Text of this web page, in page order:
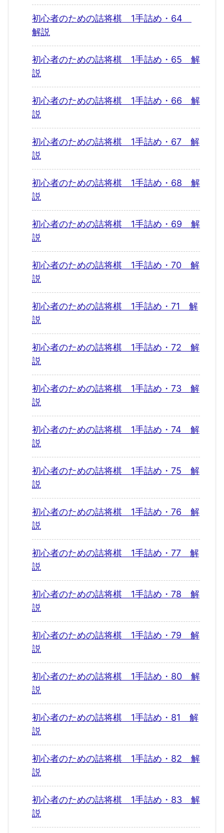
初心者のための詰将棋 1手詰め・64
解説
初心者のための詰将棋 1手詰め・65 解
説
初心者のための詰将棋 1手詰め・66 解
説
初心者のための詰将棋 1手詰め・67 解
説
初心者のための詰将棋 1手詰め・68 解
説
初心者のための詰将棋 1手詰め・69 解
説
初心者のための詰将棋 1手詰め・70 解
説
初心者のための詰将棋 1手詰め・71 解
説
初心者のための詰将棋 1手詰め・72 解
説
初心者のための詰将棋 1手詰め・73 解
説
初心者のための詰将棋 1手詰め・74 解
説
初心者のための詰将棋 1手詰め・75 解
説
初心者のための詰将棋 1手詰め・76 解
説
初心者のための詰将棋 1手詰め・77 解
説
初心者のための詰将棋 1手詰め・78 解
説
初心者のための詰将棋 1手詰め・79 解
説
初心者のための詰将棋 1手詰め・80 解
説
初心者のための詰将棋 1手詰め・81 解
説
初心者のための詰将棋 1手詰め・82 解
説
初心者のための詰将棋 1手詰め・83 解
説